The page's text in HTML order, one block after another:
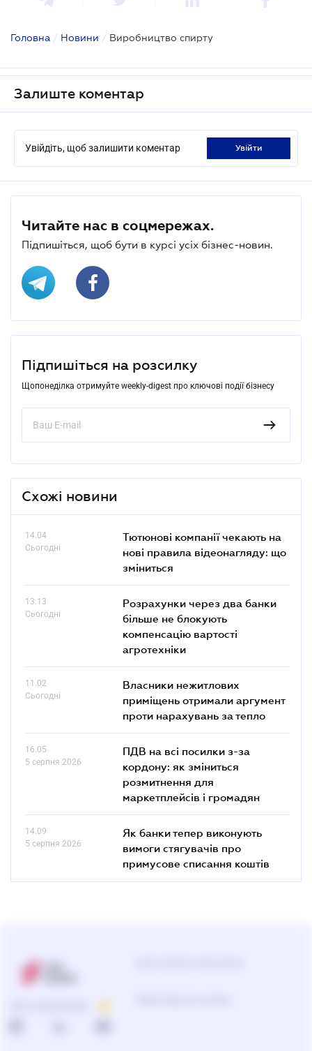
Головна / Новини / Виробництво спирту
Залиште коментар
Увійдіть, щоб залишити коментар увійти
Читайте нас в соцмережах.
Підпишіться, щоб бути в курсі усіх бізнес-новин.
Підпишіться на розсилку
Щопонеділка отримуйте weekly-digest про ключові події бізнесу
Схожі новини
14.04
Сьогодні
Тютюнові компанії чекають на
нові правила відеонагляду: що
зміниться
13.13
Сьогодні
Розрахунки через два банки
більше не блокують
компенсацію вартості
агротехніки
11.02
Сьогодні
Власники нежитлових
приміщень отримали аргумент
проти нарахувань за тепло
16.05
5 серпня 2026
ПДВ на всі посилки з-за
кордону: як зміниться
розмитнення для
маркетплейсів і громадян
14.09
5 серпня 2026
Як банки тепер виконують
вимоги стягувачів про
примусове списання коштів